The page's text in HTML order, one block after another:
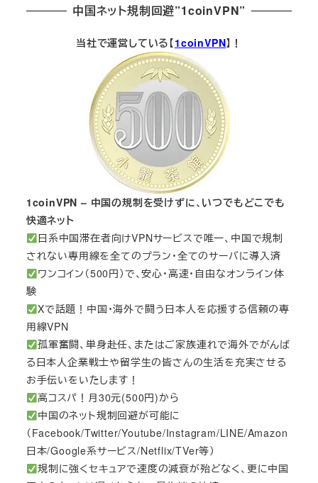
中国ネット規制回避”1coinVPN”
当社で運営している【1coinVPN】！
1coinVPN – 中国の規制を受けずに、いつでもどこでも
快適ネット
日系中国滞在者向けVPNサービスで唯一、中国で規制
されない専用線を全てのプラン・全てのサーバに導入済
ワンコイン（500円）で、安心・高速・自由なオンライン体
験
Xで話題！中国・海外で闘う日本人を応援する信頼の専
用線VPN
孤軍奮闘、単身赴任、またはご家族連れで海外でがんば
る日本人企業戦士や留学生の皆さんの生活を充実させる
お手伝いをいたします！
高コスパ！月30元(500円)から
中国のネット規制回避が可能に
（Facebook/Twitter/Youtube/Instagram/LINE/Amazon
日本/Google系サービス/Netflix/TVer等）
規制に強くセキュアで速度の減衰が殆どなく、更に中国